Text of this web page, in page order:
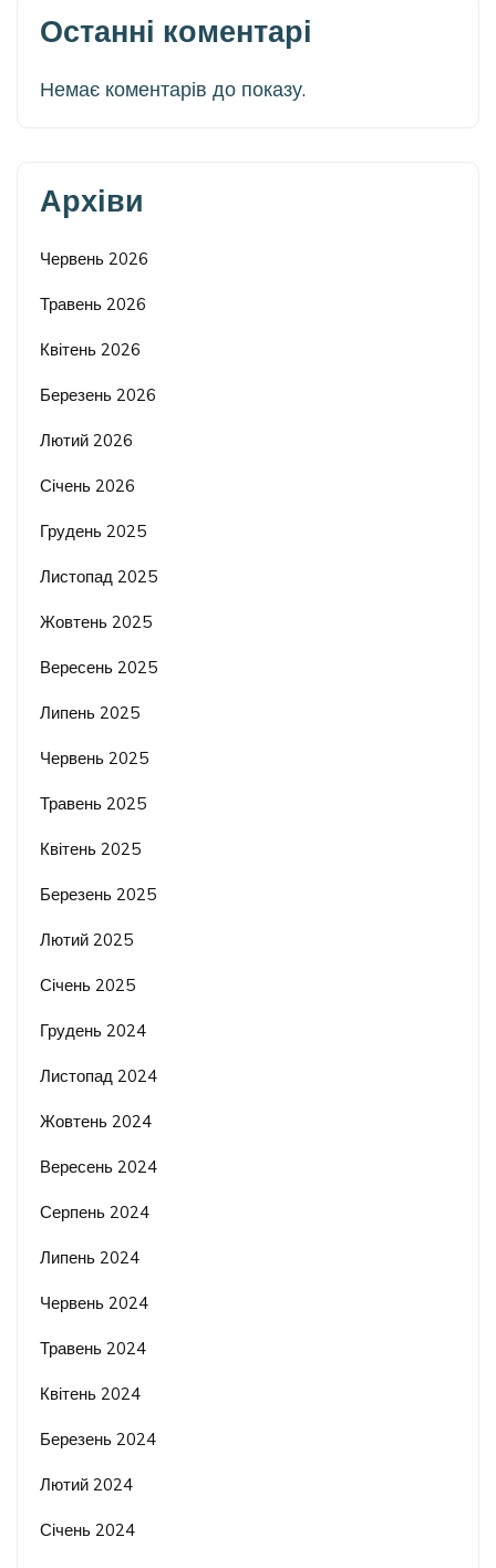
Останні коментарі
Немає коментарів до показу.
Архіви
Червень 2026
Травень 2026
Квітень 2026
Березень 2026
Лютий 2026
Січень 2026
Грудень 2025
Листопад 2025
Жовтень 2025
Вересень 2025
Липень 2025
Червень 2025
Травень 2025
Квітень 2025
Березень 2025
Лютий 2025
Січень 2025
Грудень 2024
Листопад 2024
Жовтень 2024
Вересень 2024
Серпень 2024
Липень 2024
Червень 2024
Травень 2024
Квітень 2024
Березень 2024
Лютий 2024
Січень 2024